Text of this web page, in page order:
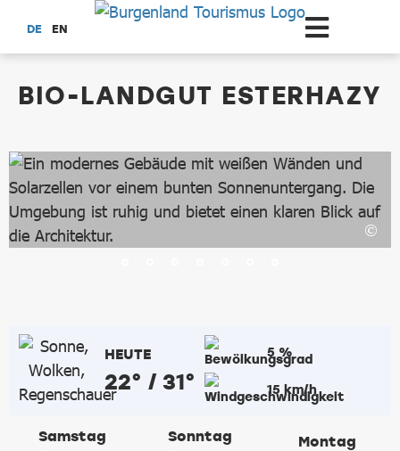
Zum Hauptinhalt springen
DE EN
BIO-LANDGUT ESTERHAZY
HEUTE
22° / 31°
5 %
15 km/h
Samstag Sonntag Montag